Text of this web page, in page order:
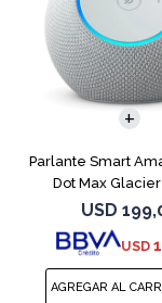
Parlante Smart
Dot Max
USD
USD